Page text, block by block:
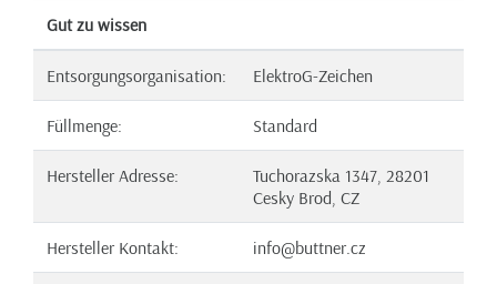
Gut zu wissen
Entsorgungsorganisation: ElektroG-Zeichen
Füllmenge: Standard
Hersteller Adresse:
Tuchorazska 1347, 28201
Cesky Brod, CZ
Hersteller Kontakt: info@buttner.cz